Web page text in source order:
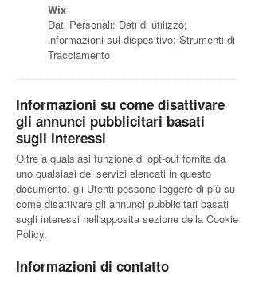
Wix
Dati Personali: Dati di utilizzo;
informazioni sul dispositivo; Strumenti di
Tracciamento
Informazioni su come disattivare
gli annunci pubblicitari basati
sugli interessi
Oltre a qualsiasi funzione di opt-out fornita da
uno qualsiasi dei servizi elencati in questo
documento, gli Utenti possono leggere di più su
come disattivare gli annunci pubblicitari basati
sugli interessi nell'apposita sezione della Cookie
Policy.
Informazioni di contatto